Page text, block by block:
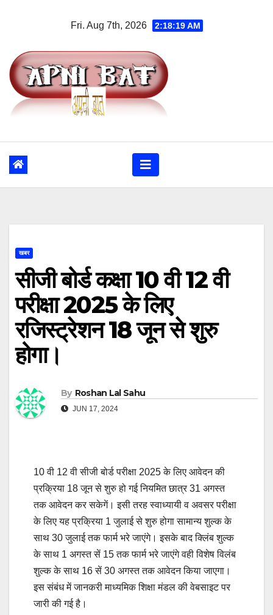
Fri. Aug 7th, 2026 2:18:19 AM
खबर
सीजी बोर्ड कक्षा 10 वी 12 वी
परीक्षा 2025 के लिए
रजिस्ट्रेशन 18 जून से शुरु
होगा।
By Roshan Lal Sahu
JUN 17, 2024
10 वी 12 वी सीजी बोर्ड परीक्षा 2025 के लिए आवेदन की
प्रक्रिया 18 जून से शुरु हो गई नियमित छात्र 31 अगस्त
तक आवेदन कर सकेगें। इसी तरह स्वाध्यायी व अवसर परीक्षा
के लिए यह प्रक्रिया 1 जुलाई से शुरु होगा सामान्य शुल्क के
साथ 30 जुलाई तक फार्म भरे जाएंगे। इसके बाद क्लिंब शुल्क
के साथ 1 अगस्त सें 15 तक फार्म भरे जाएंगे वही विशेष विलंब
शुल्क के साथ 16 सें 30 अगस्त तक आवेदन किया जाएगा।
इस संबंध में जानकरी माध्यमिक शिक्षा मंडल की वेबसाइट पर
जारी की गई है।